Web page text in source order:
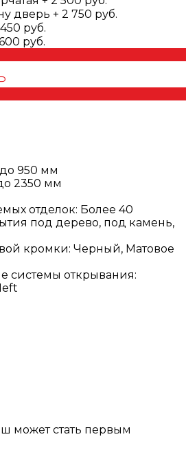
дверь + 2 750 руб.
руб.
руб.
950 мм
2350 мм
отделок: Более 40
под дерево, под камень,
кромки: Черный, Матовое
системы открывания:
может стать первым